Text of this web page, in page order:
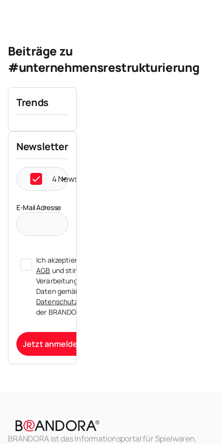
Beiträge zu
#unternehmensrestrukturierung
Trends
Newsletter
4 Newsletter ausgewählt
E-Mail Adresse
Ich akzeptiere die
AGB und stimme der
Verarbeitung meiner
Daten gemäß der
Datenschutzerklärung
der BRANDORA zu.
Jetzt anmelden
BRANDORA ist das Informationsportal für Spielwaren,